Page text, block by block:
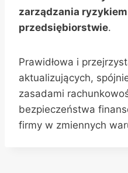
zarządzania
przedsiębiorstwie.
Prawidłowa i
aktualizujących,
zasadami
bezpieczeństwa
firmy w zmiennych